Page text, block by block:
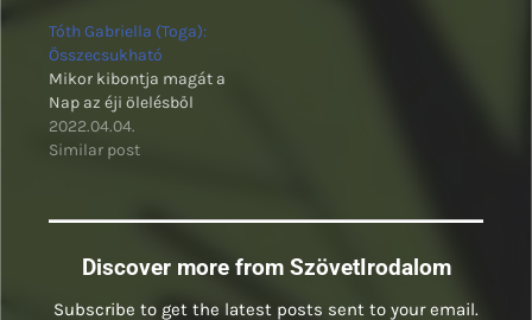
Tóth Gabriella (Toga):
Összecsukható
Mikor kibontja magát a
Nap az éji ölelésből
2022.04.04.
Similar post
Discover more from SzövetIrodalom
Subscribe to get the latest posts sent to your email.